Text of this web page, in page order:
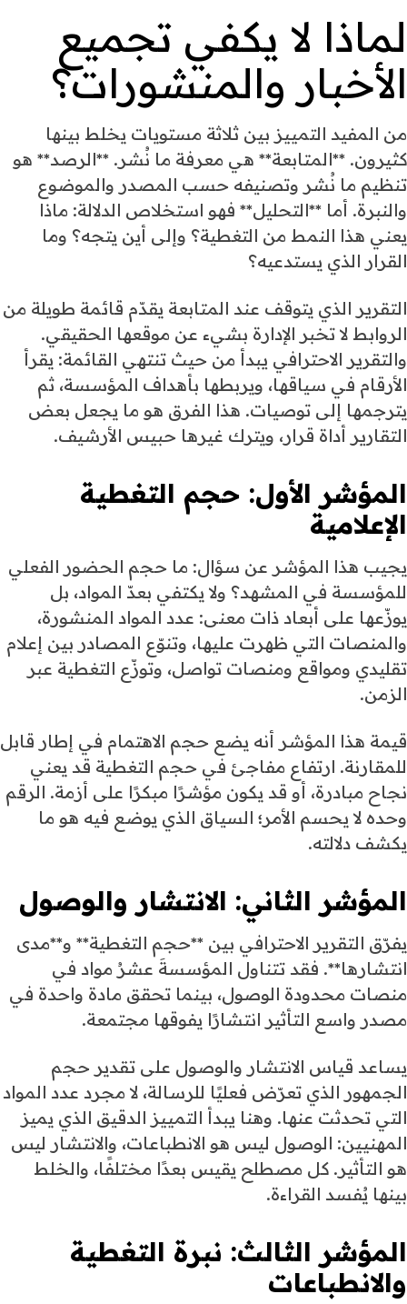
لماذا لا يكفي تجميع
الأخبار والمنشورات؟
من المفيد التمييز بين ثلاثة مستويات يخلط بينها
كثيرون. **المتابعة** هي معرفة ما نُشر. **الرصد** هو
تنظيم ما نُشر وتصنيفه حسب المصدر والموضوع
والنبرة. أما **التحليل** فهو استخلاص الدلالة: ماذا
يعني هذا النمط من التغطية؟ وإلى أين يتجه؟ وما
القرار الذي يستدعيه؟
التقرير الذي يتوقف عند المتابعة يقدّم قائمة طويلة من
الروابط لا تخبر الإدارة بشيء عن موقعها الحقيقي.
والتقرير الاحترافي يبدأ من حيث تنتهي القائمة: يقرأ
الأرقام في سياقها، ويربطها بأهداف المؤسسة، ثم
يترجمها إلى توصيات. هذا الفرق هو ما يجعل بعض
التقارير أداة قرار، ويترك غيرها حبيس الأرشيف.
المؤشر الأول: حجم التغطية
الإعلامية
يجيب هذا المؤشر عن سؤال: ما حجم الحضور الفعلي
للمؤسسة في المشهد؟ ولا يكتفي بعدّ المواد، بل
يوزّعها على أبعاد ذات معنى: عدد المواد المنشورة،
والمنصات التي ظهرت عليها، وتنوّع المصادر بين إعلام
تقليدي ومواقع ومنصات تواصل، وتوزّع التغطية عبر
الزمن.
قيمة هذا المؤشر أنه يضع حجم الاهتمام في إطار قابل
للمقارنة. ارتفاع مفاجئ في حجم التغطية قد يعني
نجاح مبادرة، أو قد يكون مؤشرًا مبكرًا على أزمة. الرقم
وحده لا يحسم الأمر؛ السياق الذي يوضع فيه هو ما
يكشف دلالته.
المؤشر الثاني: الانتشار والوصول
يفرّق التقرير الاحترافي بين **حجم التغطية** و**مدى
انتشارها**. فقد تتناول المؤسسةَ عشرُ مواد في
منصات محدودة الوصول، بينما تحقق مادة واحدة في
مصدر واسع التأثير انتشارًا يفوقها مجتمعة.
يساعد قياس الانتشار والوصول على تقدير حجم
الجمهور الذي تعرّض فعليًا للرسالة، لا مجرد عدد المواد
التي تحدثت عنها. وهنا يبدأ التمييز الدقيق الذي يميز
المهنيين: الوصول ليس هو الانطباعات، والانتشار ليس
هو التأثير. كل مصطلح يقيس بعدًا مختلفًا، والخلط
بينها يُفسد القراءة.
المؤشر الثالث: نبرة التغطية
والانطباعات